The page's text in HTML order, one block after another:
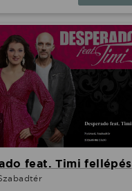
feat. Timi fellépés